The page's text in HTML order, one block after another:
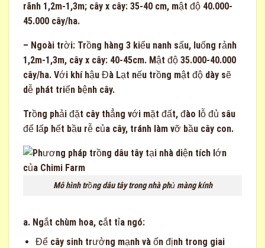
rãnh 1,2m-1,3m; cây x cây: 35-40 cm, mật độ 40.000-
45.000 cây/ha.
– Ngoài trời: Trồng hàng 3 kiểu nanh sấu, luống rảnh
1,2m-1,3m, cây x cây: 40-45cm. Mật độ 35.000-40.000
cây/ha. Với khí hậu Đà Lạt nếu trồng mật độ dày sẽ
dễ phát triển bệnh cây.
Trồng phải đặt cây thẳng với mặt đất, đào lỗ đủ sâu
để lấp hết bầu rễ của cây, tránh làm vỡ bầu cây con.
Mô hình trồng dâu tây trong nhà phủ màng kính
a. Ngắt chùm hoa, cắt tỉa ngó:
Để cây sinh trưởng mạnh và ổn định trong giai